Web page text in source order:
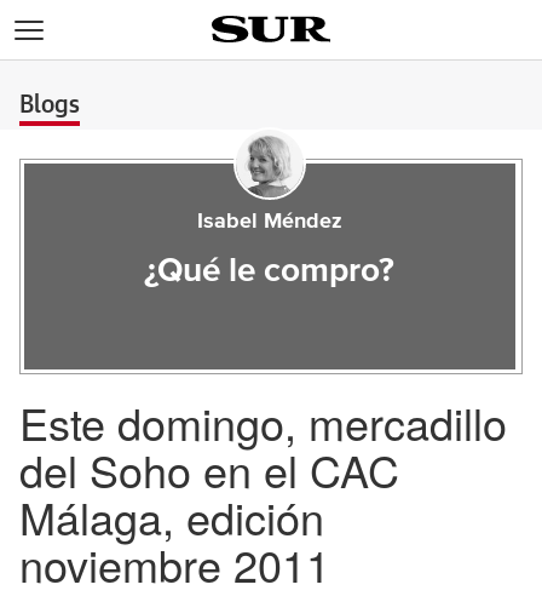
Blogs
Isabel Méndez
¿Qué le compro?
Este domingo, mercadillo
del Soho en el CAC
Málaga, edición
noviembre 2011